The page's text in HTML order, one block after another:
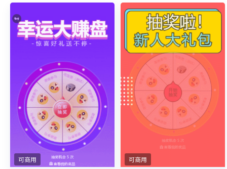
可商用 可商用